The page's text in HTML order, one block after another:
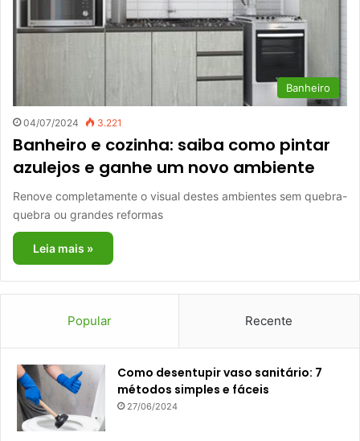
Banheiro
04/07/2024 3.221
Banheiro e cozinha: saiba como pintar
azulejos e ganhe um novo ambiente
Renove completamente o visual destes ambientes sem quebra-
quebra ou grandes reformas
Leia mais »
Popular Recente
Como desentupir vaso sanitário: 7
métodos simples e fáceis
27/06/2024